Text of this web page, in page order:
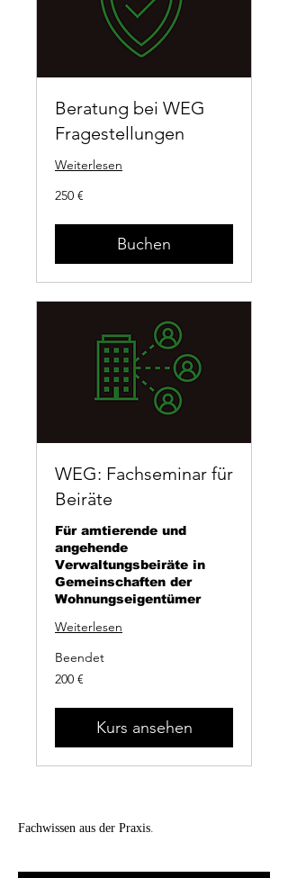
Beratung bei WEG
Fragestellungen
Weiterlesen
250
Euro
250 €
Buchen
WEG: Fachseminar für
Beiräte
Für amtierende und
angehende
Verwaltungsbeiräte in
Gemeinschaften der
Wohnungseigentümer
Weiterlesen
Beendet
200
Euro
200 €
Kurs ansehen
Fachwissen aus der Praxis.